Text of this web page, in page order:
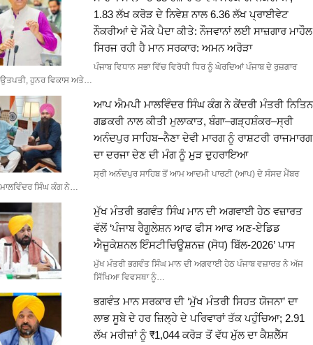
1.83 ਲੱਖ ਕਰੋੜ ਦੇ ਨਿਵੇਸ਼ ਨਾਲ 6.36 ਲੱਖ ਪ੍ਰਾਈਵੇਟ
ਨੌਕਰੀਆਂ ਦੇ ਮੌਕੇ ਪੈਦਾ ਕੀਤੇ: ਨੌਜਵਾਨਾਂ ਲਈ ਸਾਜ਼ਗਾਰ ਮਾਹੌਲ
ਸਿਰਜ ਰਹੀ ਹੈ ਮਾਨ ਸਰਕਾਰ: ਅਮਨ ਅਰੋੜਾ
ਪੰਜਾਬ ਵਿਧਾਨ ਸਭਾ ਵਿੱਚ ਵਿਰੋਧੀ ਧਿਰ ਨੂੰ ਘੇਰਦਿਆਂ ਪੰਜਾਬ ਦੇ ਰੁਜ਼ਗਾਰ
ਉਤਪਤੀ, ਹੁਨਰ ਵਿਕਾਸ ਅਤੇ…
ਆਪ ਐਮਪੀ ਮਾਲਵਿੰਦਰ ਸਿੰਘ ਕੰਗ ਨੇ ਕੇਂਦਰੀ ਮੰਤਰੀ ਨਿਤਿਨ
ਗਡਕਰੀ ਨਾਲ ਕੀਤੀ ਮੁਲਾਕਾਤ, ਬੰਗਾ–ਗੜ੍ਹਸ਼ੰਕਰ–ਸ੍ਰੀ
ਅਨੰਦਪੁਰ ਸਾਹਿਬ–ਨੈਣਾ ਦੇਵੀ ਮਾਰਗ ਨੂੰ ਰਾਸ਼ਟਰੀ ਰਾਜਮਾਰਗ
ਦਾ ਦਰਜਾ ਦੇਣ ਦੀ ਮੰਗ ਨੂੰ ਮੁੜ ਦੁਹਰਾਇਆ
ਸ੍ਰੀ ਅਨੰਦਪੁਰ ਸਾਹਿਬ ਤੋਂ ਆਮ ਆਦਮੀ ਪਾਰਟੀ (ਆਪ) ਦੇ ਸੰਸਦ ਮੈਂਬਰ
ਮਾਲਵਿੰਦਰ ਸਿੰਘ ਕੰਗ ਨੇ…
ਮੁੱਖ ਮੰਤਰੀ ਭਗਵੰਤ ਸਿੰਘ ਮਾਨ ਦੀ ਅਗਵਾਈ ਹੇਠ ਵਜ਼ਾਰਤ
ਵੱਲੋਂ ‘ਪੰਜਾਬ ਰੈਗੂਲੇਸ਼ਨ ਆਫ ਫੀਸ ਆਫ ਅਣ-ਏਡਿਡ
ਐਜੂਕੇਸ਼ਨਲ ਇੰਸਟੀਚਿਊਸ਼ਨਜ਼ (ਸੋਧ) ਬਿੱਲ-2026’ ਪਾਸ
ਮੁੱਖ ਮੰਤਰੀ ਭਗਵੰਤ ਸਿੰਘ ਮਾਨ ਦੀ ਅਗਵਾਈ ਹੇਠ ਪੰਜਾਬ ਵਜ਼ਾਰਤ ਨੇ ਅੱਜ
ਸਿੱਖਿਆ ਵਿਵਸਥਾ ਨੂੰ…
ਭਗਵੰਤ ਮਾਨ ਸਰਕਾਰ ਦੀ ‘ਮੁੱਖ ਮੰਤਰੀ ਸਿਹਤ ਯੋਜਨਾ’ ਦਾ
ਲਾਭ ਸੂਬੇ ਦੇ ਹਰ ਜ਼ਿਲ੍ਹੇ ਦੇ ਪਰਿਵਾਰਾਂ ਤੱਕ ਪਹੁੰਚਿਆ; 2.91
ਲੱਖ ਮਰੀਜ਼ਾਂ ਨੂੰ ₹1,044 ਕਰੋੜ ਤੋਂ ਵੱਧ ਮੁੱਲ ਦਾ ਕੈਸ਼ਲੈੱਸ